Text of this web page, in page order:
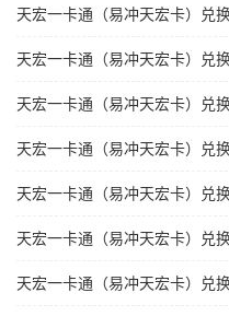
天宏一卡通（易冲天宏卡）兑
天宏一卡通（易冲天宏卡）兑
天宏一卡通（易冲天宏卡）兑
天宏一卡通（易冲天宏卡）兑
天宏一卡通（易冲天宏卡）兑
天宏一卡通（易冲天宏卡）兑
天宏一卡通（易冲天宏卡）兑